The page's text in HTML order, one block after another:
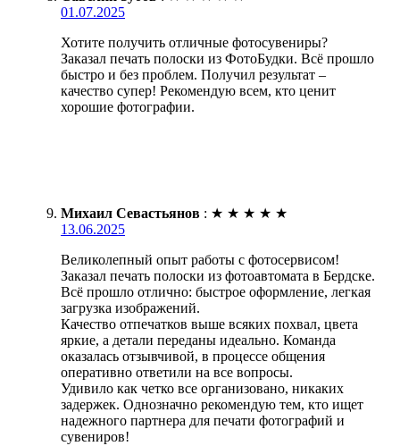
01.07.2025
Хотите получить отличные фотосувениры?
Заказал печать полоски из ФотоБудки. Всё прошло
быстро и без проблем. Получил результат –
качество супер! Рекомендую всем, кто ценит
хорошие фотографии.
Михаил Севастьянов : ★ ★ ★ ★ ★
13.06.2025
Великолепный опыт работы с фотосервисом!
Заказал печать полоски из фотоавтомата в Бердске.
Всё прошло отлично: быстрое оформление, легкая
загрузка изображений.
Качество отпечатков выше всяких похвал, цвета
яркие, а детали переданы идеально. Команда
оказалась отзывчивой, в процессе общения
оперативно ответили на все вопросы.
Удивило как четко все организовано, никаких
задержек. Однозначно рекомендую тем, кто ищет
надежного партнера для печати фотографий и
сувениров!